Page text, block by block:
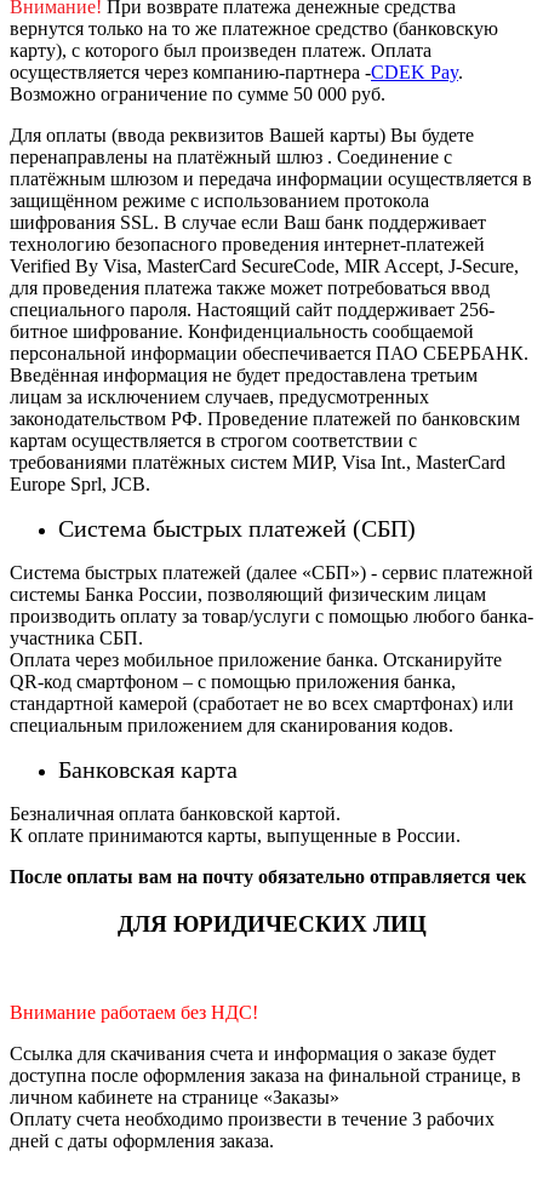
Внимание! При возврате платежа денежные средства
вернутся только на то же платежное средство (банковскую
карту), с которого был произведен платеж. Оплата
осуществляется через компанию-партнера -CDEK Pay.
Возможно ограничение по сумме 50 000 руб.
Для оплаты (ввода реквизитов Вашей карты) Вы будете
перенаправлены на платёжный шлюз . Соединение с
платёжным шлюзом и передача информации осуществляется в
защищённом режиме с использованием протокола
шифрования SSL. В случае если Ваш банк поддерживает
технологию безопасного проведения интернет-платежей
Verified By Visa, MasterCard SecureCode, MIR Accept, J-Secure,
для проведения платежа также может потребоваться ввод
специального пароля. Настоящий сайт поддерживает 256-
битное шифрование. Конфиденциальность сообщаемой
персональной информации обеспечивается ПАО СБЕРБАНК.
Введённая информация не будет предоставлена третьим
лицам за исключением случаев, предусмотренных
законодательством РФ. Проведение платежей по банковским
картам осуществляется в строгом соответствии с
требованиями платёжных систем МИР, Visa Int., MasterCard
Europe Sprl, JCB.
Система быстрых платежей (СБП)
Система быстрых платежей (далее «СБП») - сервис платежной
системы Банка России, позволяющий физическим лицам
производить оплату за товар/услуги с помощью любого банка-
участника СБП.
Оплата через мобильное приложение банка. Отсканируйте
QR-код смартфоном – с помощью приложения банка,
стандартной камерой (сработает не во всех смартфонах) или
специальным приложением для сканирования кодов.
Банковская карта
Безналичная оплата банковской картой.
К оплате принимаются карты, выпущенные в России.
После оплаты вам на почту обязательно отправляется чек
ДЛЯ ЮРИДИЧЕСКИХ ЛИЦ
Внимание работаем без НДС!
Ссылка для скачивания счета и информация о заказе будет
доступна после оформления заказа на финальной странице, в
личном кабинете на странице «Заказы»
Оплату счета необходимо произвести в течение 3 рабочих
дней с даты оформления заказа.